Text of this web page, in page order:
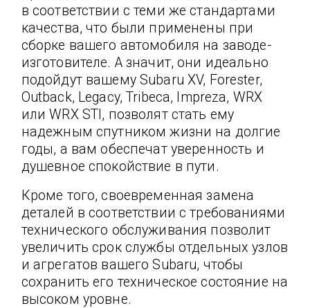
в соответствии с теми же стандартами
качества, что были применены при
сборке вашего автомобиля на заводе-
изготовителе. А значит, они идеально
подойдут вашему Subaru XV, Forester,
Outback, Legacy, Tribeca, Impreza, WRX
или WRX STI, позволят стать ему
надежным спутником жизни на долгие
годы, а вам обеспечат уверенность и
душевное спокойствие в пути.
Кроме того, своевременная замена
деталей в соответствии с требованиями
технического обслуживания позволит
увеличить срок службы отдельных узлов
и агрегатов вашего Subaru, чтобы
сохранить его техническое состояние на
высоком уровне.